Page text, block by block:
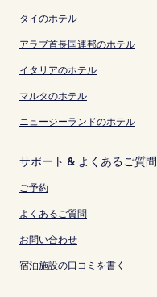
タイのホテル
アラブ首長国連邦のホテル
イタリアのホテル
マルタのホテル
ニュージーランドのホテル
サポート & よくあるご質問
ご予約
よくあるご質問
お問い合わせ
宿泊施設の口コミを書く